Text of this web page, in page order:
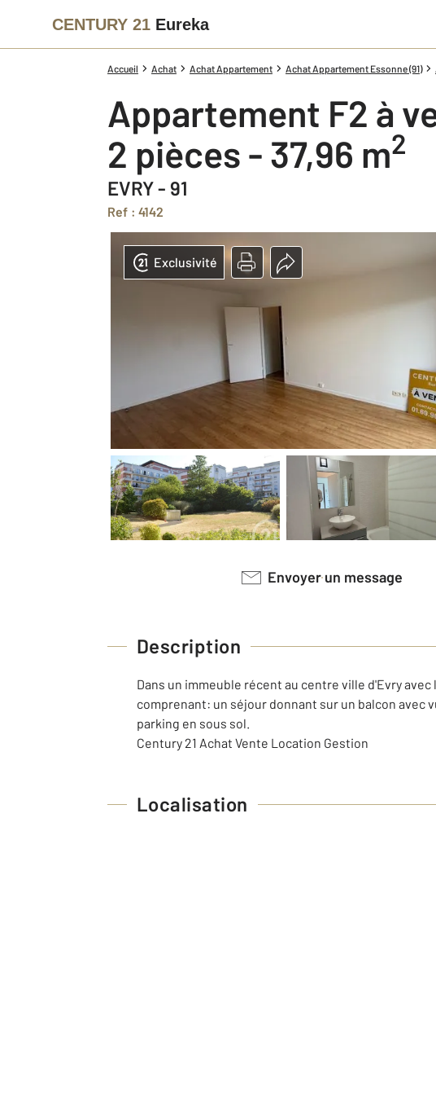
CENTURY 21 Eureka
Accueil Achat Achat Appartement Achat Appartement Essonne (91)
Appartement F2 à
2 pièces - 37,96 m2
EVRY - 91
Ref : 4142
Exclusivité
Envoyer un message
Description
Dans un immeuble récent au centre ville d'Evry
comprenant: un séjour donnant sur un balcon avec
parking en sous sol.
Century 21 Achat Vente Location Gestion
Localisation